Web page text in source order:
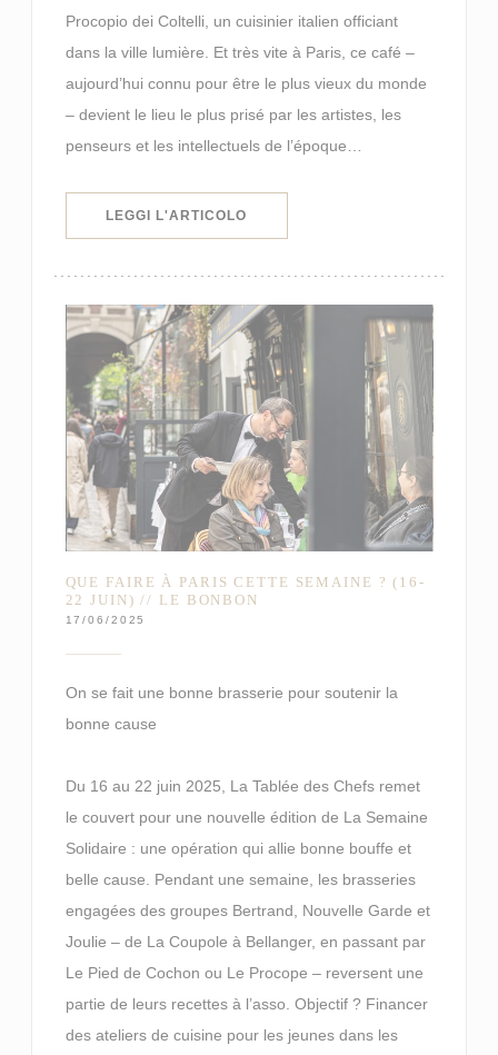
Procopio dei Coltelli, un cuisinier italien officiant
dans la ville lumière. Et très vite à Paris, ce café –
aujourd’hui connu pour être le plus vieux du monde
– devient le lieu le plus prisé par les artistes, les
penseurs et les intellectuels de l’époque…
LEGGI L'ARTICOLO
QUE FAIRE À PARIS CETTE SEMAINE ? (16-
22 JUIN) // LE BONBON
17/06/2025
On se fait une bonne brasserie pour soutenir la
bonne cause
Du 16 au 22 juin 2025, La Tablée des Chefs remet
le couvert pour une nouvelle édition de La Semaine
Solidaire : une opération qui allie bonne bouffe et
belle cause. Pendant une semaine, les brasseries
engagées des groupes Bertrand, Nouvelle Garde et
Joulie – de La Coupole à Bellanger, en passant par
Le Pied de Cochon ou Le Procope – reversent une
partie de leurs recettes à l’asso. Objectif ? Financer
des ateliers de cuisine pour les jeunes dans les